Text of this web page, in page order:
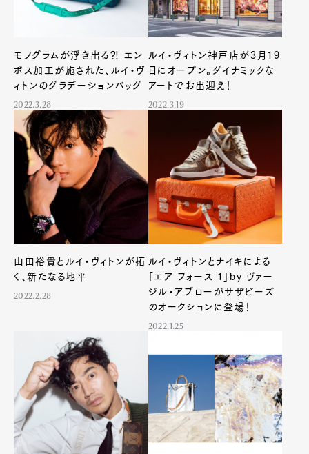
モノグラムが浮き出る⁈ エン
ボス加工が施された、ルイ・ヴ
ィトンのグラデーションバッグ
2022.3.28
ルイ・ヴィトン神戸店が3月19
日にオープン。ダイナミックな
アートでお出迎え！
2022.3.19
山田裕貴とルイ・ヴィトンが拓
く、新たなる地平
2022.2.28
ルイ・ヴィトンとナイキによる
「エア フォース 1」by ヴァー
ジル・アブローがサザビーズ
のオークションに登場！
2022.1.25